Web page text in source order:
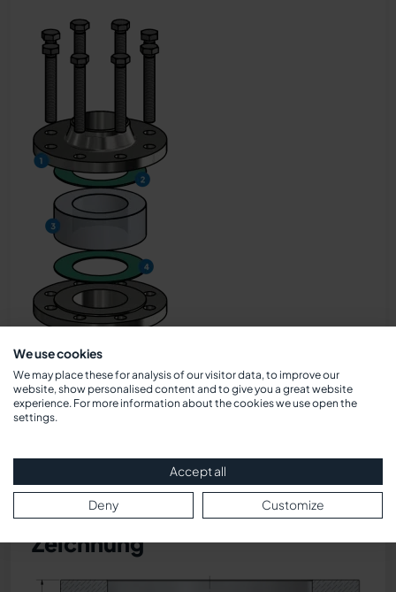
Querschnitt-
Zeichnung
We use cookies
We may place these for analysis of our visitor data, to improve our
website, show personalised content and to give you a great website
experience. For more information about the cookies we use open the
settings.
Accept all
Deny Customize